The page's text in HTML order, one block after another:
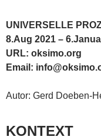
UNIVERSELLE
8.Aug 2021 –
URL: oksimo.org
Email:
Autor: Gerd Doeben-
KONTEXT